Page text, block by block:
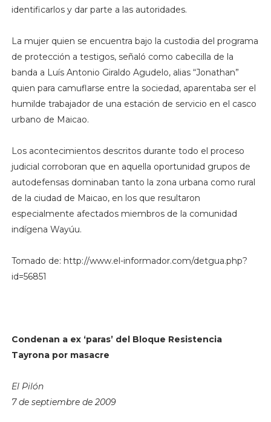
identificarlos y dar parte a las autoridades.
La mujer quien se encuentra bajo la custodia del programa
de protección a testigos, señaló como cabecilla de la
banda a Luís Antonio Giraldo Agudelo, alias “Jonathan”
quien para camuflarse entre la sociedad, aparentaba ser el
humilde trabajador de una estación de servicio en el casco
urbano de Maicao.
Los acontecimientos descritos durante todo el proceso
judicial corroboran que en aquella oportunidad grupos de
autodefensas dominaban tanto la zona urbana como rural
de la ciudad de Maicao, en los que resultaron
especialmente afectados miembros de la comunidad
indígena Wayúu.
Tomado de: http://www.el-informador.com/detgua.php?
id=56851
Condenan a ex ‘paras’ del Bloque Resistencia
Tayrona por masacre
El Pilón
7 de septiembre de 2009